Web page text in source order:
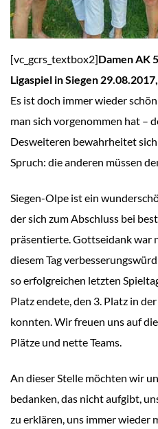
[vc_gcrs_textbox2]Damen AK
Ligaspiel in Siegen
Es ist doch immer wieder
man sich vorgenommen hat –
Desweiteren bewahrheitet
Spruch: die anderen müssen
Siegen-Olpe ist ein
der sich zum Abschluss bei
präsentierte. Gottseidank war
diesem Tag
so erfolgreichen letzten
Platz endete, den 3. Platz in
konnten. Wir freuen uns auf
Plätze und nette Teams.
An dieser Stelle möchten wir
bedanken, das nicht aufgibt,
zu erklären, uns immer wieder